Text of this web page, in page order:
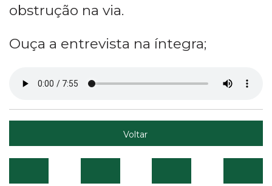
obstrução na via.
Ouça a entrevista na íntegra;
Voltar